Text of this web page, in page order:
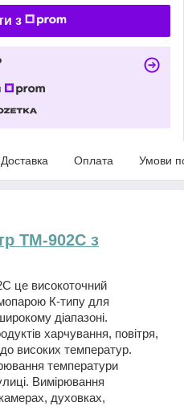
з
Доставка Оплата Умови
TM-902C з
це високоточний
К-типу для
діапазоні.
харчування, повітря,
до високих температур.
температури
Вимірювання
духовках,